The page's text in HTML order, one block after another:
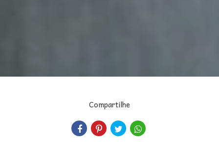
Compartilhe